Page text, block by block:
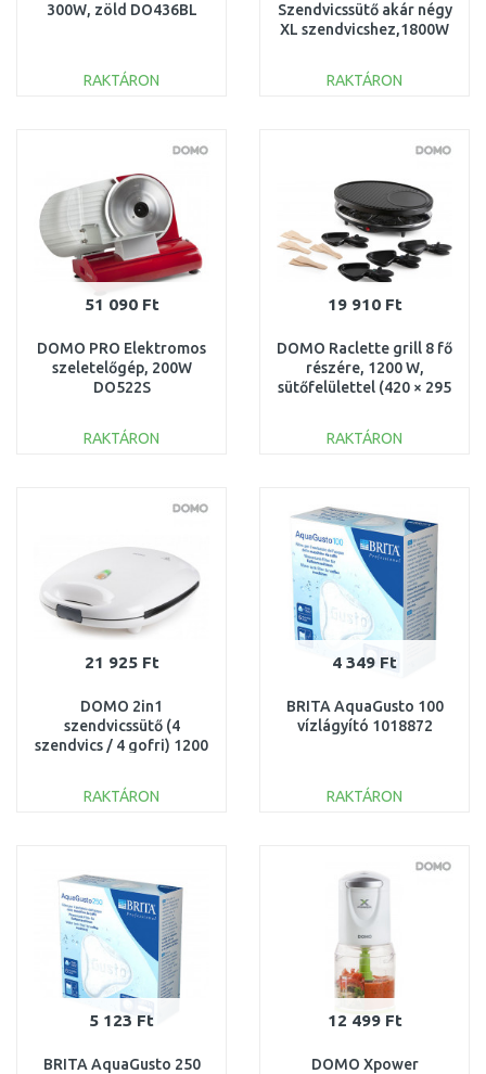
300W, zöld DO436BL
RAKTÁRON
Összehasonlítás
Szendvicssütő akár négy
XL szendvicshez,1800W
RAKTÁRON
Összehasonlítás
51 090 Ft
DOMO PRO Elektromos
szeletelőgép, 200W
DO522S
RAKTÁRON
Összehasonlítás
19 910 Ft
DOMO Raclette grill 8 fő
részére, 1200 W,
sütőfelülettel (420 × 295
RAKTÁRON
Összehasonlítás
21 925 Ft
DOMO 2in1
szendvicssütő (4
szendvics / 4 gofri) 1200
RAKTÁRON
4 349 Ft
BRITA AquaGusto 100
vízlágyító 1018872
RAKTÁRON
Összehasonlítás
5 123 Ft
BRITA AquaGusto 250
12 499 Ft
DOMO Xpower